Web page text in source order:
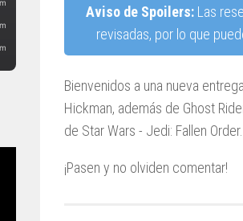
Aviso de Spoilers:Las
revisadas, por lo que
Bienvenidos a una nueva
Hickman, además de Ghost
de Star Wars - Jedi: Fallen Order.
¡Pasen y no olviden comentar!